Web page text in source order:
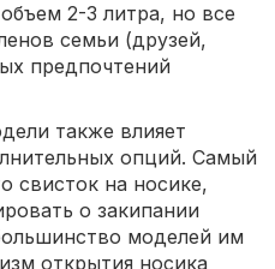
2-3 литра, но все
семьи (друзей,
предпочтений
также влияет
опций. Самый
свисток на носике,
о закипании
моделей им
открытия носика